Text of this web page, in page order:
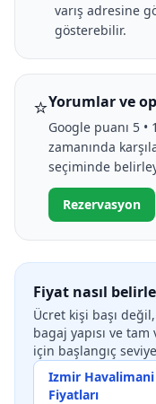
varış adresine
gösterebilir.
⭐Yorumlar ve
Google puanı 5 •
zamanında
seçiminde
Rezervasyon
Fiyat nasıl
Ücret kişi başı
bagaj yapısı ve
için başlangıç
Izmir Havalimani
Fiyatları